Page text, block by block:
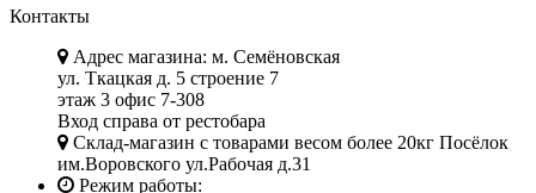
Контакты
Адрес магазина: м. Семёновская
ул. Ткацкая д. 5 строение 7
этаж 3 офис 7-308
Вход справа от рестобара
Склад-магазин с товарами весом более 20кг Посёлок
им.Воровского ул.Рабочая д.31
Режим работы: